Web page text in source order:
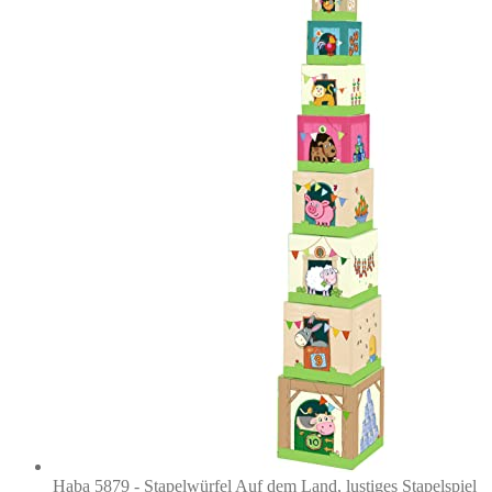
Haba 5879 - Stapelwürfel Auf dem Land, lustiges Stapelspiel